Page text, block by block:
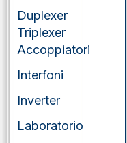
Duplexer
Triplexer
Accoppiatori
Interfoni
Inverter
Laboratorio